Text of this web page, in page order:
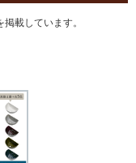
載しています。